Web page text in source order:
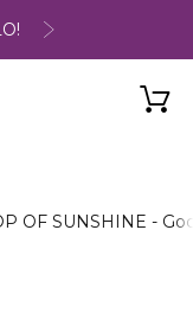
OF SUNSHINE -